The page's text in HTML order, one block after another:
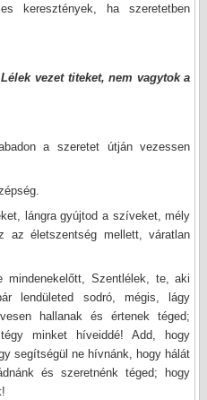
keresztények, ha szeretetben
vezet titeket, nem vagytok a
a szeretet útján vezessen
lángra gyújtod a szíveket, mély
az életszentség mellett, váratlan
Szentlélek, te, aki
lendületed sodró, mégis, lágy
hallanak és értenek téged;
minket híveiddé! Add, hogy
segítségül ne hívnánk, hogy hálát
és szeretnénk téged; hogy